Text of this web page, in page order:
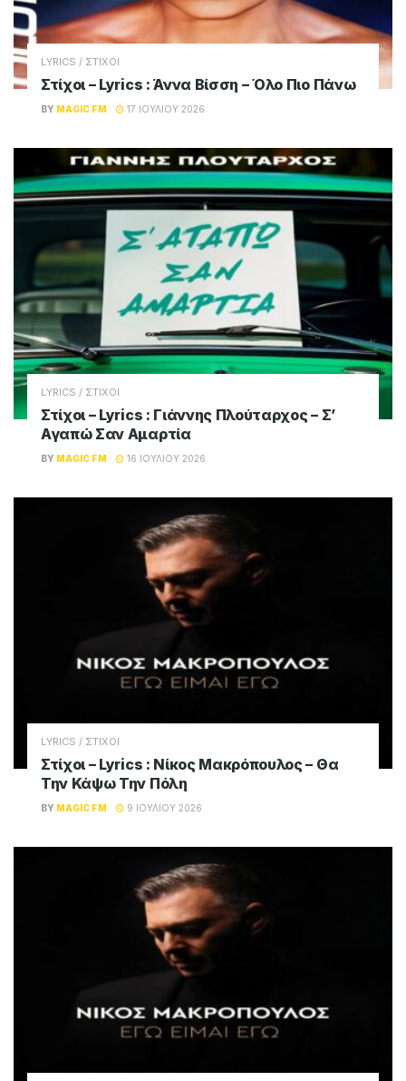
LYRICS / ΣΤΙΧΟΙ
Στίχοι – Lyrics : Άννα Βίσση – Όλο Πιο Πάνω
BY MAGIC FM 17 ΙΟΥΛΊΟΥ 2026
LYRICS / ΣΤΙΧΟΙ
Στίχοι – Lyrics : Γιάννης Πλούταρχος – Σ’
Αγαπώ Σαν Αμαρτία
BY MAGIC FM 16 ΙΟΥΛΊΟΥ 2026
LYRICS / ΣΤΙΧΟΙ
Στίχοι – Lyrics : Νίκος Μακρόπουλος – Θα
Την Κάψω Την Πόλη
BY MAGIC FM 9 ΙΟΥΛΊΟΥ 2026